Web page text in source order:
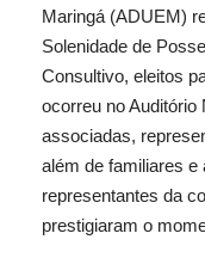
Maringá (ADUEM)
Solenidade de
Consultivo, eleitos
ocorreu no
associadas,
além de familiares
representantes da
prestigiaram o